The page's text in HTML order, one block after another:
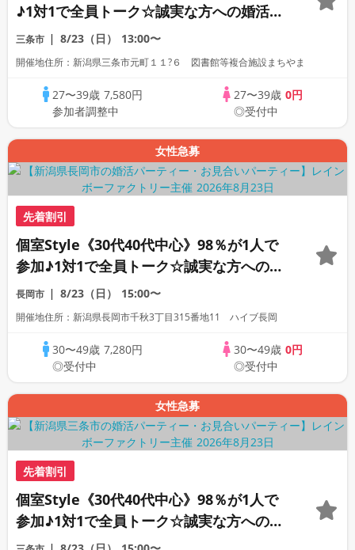
♪1対1で全員トーク☆誠実な方への婚活パ
ーティー
三条市 8/23（日） 13:00〜
開催地住所：新潟県三条市元町１１?６ 図書館等複合施設まちやま
27〜39歳 7,580円
参加者調整中
27〜39歳 0円
◎受付中
女性急募
先着割引
個室Style《30代40代中心》98％が1人で
参加♪1対1で全員トーク☆誠実な方への婚
活パーティー
長岡市 8/23（日） 15:00〜
開催地住所：新潟県長岡市千秋3丁目315番地11 ハイブ長岡
30〜49歳 7,280円
◎受付中
30〜49歳 0円
◎受付中
女性急募
先着割引
個室Style《30代40代中心》98％が1人で
参加♪1対1で全員トーク☆誠実な方への婚
活パーティー